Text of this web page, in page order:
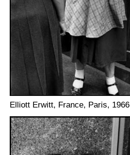
Elliott Erwitt, France, Paris, 1966